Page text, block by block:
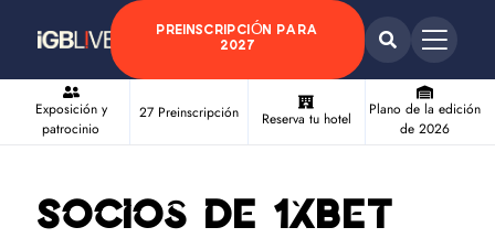
PREINSCRIPCIÓN PARA
2027
Exposición y
patrocinio
27 Preinscripción Reserva tu hotel
Plano de la edición
de 2026
Socios de 1xBet